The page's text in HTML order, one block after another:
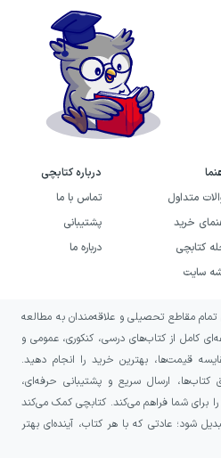
متداول
خرید
کتابچی
سایت
درباره کتابچی
تماس با ما
پشتیبانی
درباره ما
مقاطع تحصیلی و علاقه‌مندان به مطالعه
کامل از کتاب‌های درسی، کنکوری، عمومی و
قیمت‌ها، بهترین خرید را انجام دهید.
ارسال سریع و پشتیبانی حرفه‌ای،
برای شما فراهم می‌کند. کتابچی کمک می‌کند
شود؛ عادتی که با هر کتاب، آینده‌ای بهتر